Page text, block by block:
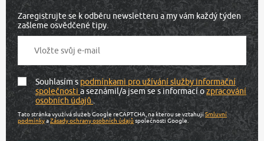
Zaregistrujte se k odběru newsletteru a my vám každý týden
zašleme osvědčené tipy.
Souhlasím spodmínkami pro užívání služby informační
společnostia seznámil/a jsem se s informací ozpracování
osobních údajů.
Tato stránka využívá služeb Google reCAPTCHA, na kterou se vztahujíSmluvní
podmínkyaZásady ochrany osobních údajů společnosti Google.